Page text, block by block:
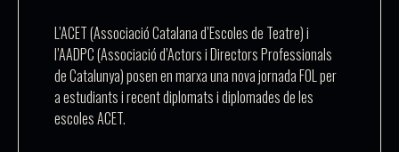
L’ACET (Associació Catalana d’Escoles de Teatre) i
l’AADPC (Associació d’Actors i Directors Professionals
de Catalunya) posen en marxa una nova jornada FOL per
a estudiants i recent diplomats i diplomades de les
escoles ACET.